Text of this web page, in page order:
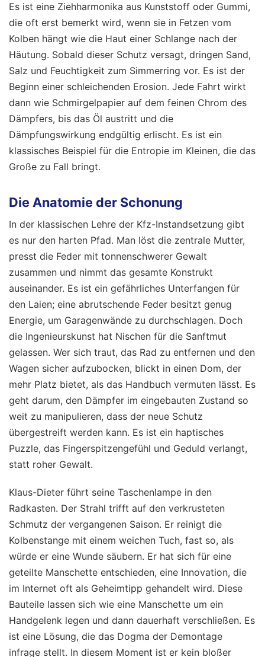
Es ist eine Ziehharmonika aus Kunststoff oder Gummi,
die oft erst bemerkt wird, wenn sie in Fetzen vom
Kolben hängt wie die Haut einer Schlange nach der
Häutung. Sobald dieser Schutz versagt, dringen Sand,
Salz und Feuchtigkeit zum Simmerring vor. Es ist der
Beginn einer schleichenden Erosion. Jede Fahrt wirkt
dann wie Schmirgelpapier auf dem feinen Chrom des
Dämpfers, bis das Öl austritt und die
Dämpfungswirkung endgültig erlischt. Es ist ein
klassisches Beispiel für die Entropie im Kleinen, die das
Große zu Fall bringt.
Die Anatomie der Schonung
In der klassischen Lehre der Kfz-Instandsetzung gibt
es nur den harten Pfad. Man löst die zentrale Mutter,
presst die Feder mit tonnenschwerer Gewalt
zusammen und nimmt das gesamte Konstrukt
auseinander. Es ist ein gefährliches Unterfangen für
den Laien; eine abrutschende Feder besitzt genug
Energie, um Garagenwände zu durchschlagen. Doch
die Ingenieurskunst hat Nischen für die Sanftmut
gelassen. Wer sich traut, das Rad zu entfernen und den
Wagen sicher aufzubocken, blickt in einen Dom, der
mehr Platz bietet, als das Handbuch vermuten lässt. Es
geht darum, den Dämpfer im eingebauten Zustand so
weit zu manipulieren, dass der neue Schutz
übergestreift werden kann. Es ist ein haptisches
Puzzle, das Fingerspitzengefühl und Geduld verlangt,
statt roher Gewalt.
Klaus-Dieter führt seine Taschenlampe in den
Radkasten. Der Strahl trifft auf den verkrusteten
Schmutz der vergangenen Saison. Er reinigt die
Kolbenstange mit einem weichen Tuch, fast so, als
würde er eine Wunde säubern. Er hat sich für eine
geteilte Manschette entschieden, eine Innovation, die
im Internet oft als Geheimtipp gehandelt wird. Diese
Bauteile lassen sich wie eine Manschette um ein
Handgelenk legen und dann dauerhaft verschließen. Es
ist eine Lösung, die das Dogma der Demontage
infrage stellt. In diesem Moment ist er kein bloßer